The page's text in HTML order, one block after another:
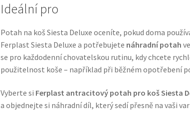
Ideální pro
Potah na koš Siesta Deluxe oceníte, pokud doma
Ferplast Siesta Deluxe a potřebujete náhradní potah
se pro každodenní chovatelskou rutinu, kdy chcete
použitelnost koše – například při běžném opotřebení
Vyberte si Ferplast antracitový potah pro koš Siesta
a objednejte si náhradní díl, který sedí přesně na vaši